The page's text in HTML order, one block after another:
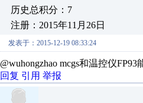
历史总积分：7
注册：2015年11月26日
发表于：2015-12-19 08:33:24
@wuhongzhao mcgs和温控仪
回复 引用 举报